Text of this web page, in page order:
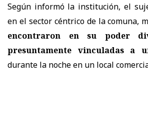
Según informó la institución, el
en el sector céntrico de la comuna,
encontraron en su poder
presuntamente vinculadas a
durante la noche en un local